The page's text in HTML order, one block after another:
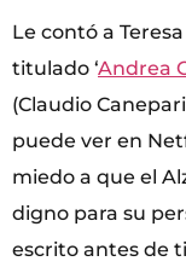
Le contó a
titulado ‘Andrea
(Claudio
puede ver en
miedo a que el
digno para su
escrito antes de